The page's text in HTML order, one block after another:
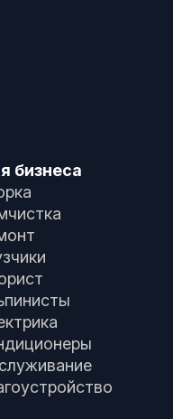
бизнеса